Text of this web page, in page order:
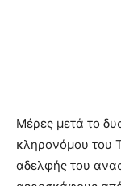
Μέρες μετά το
κληρονόμου του
αδελφής του